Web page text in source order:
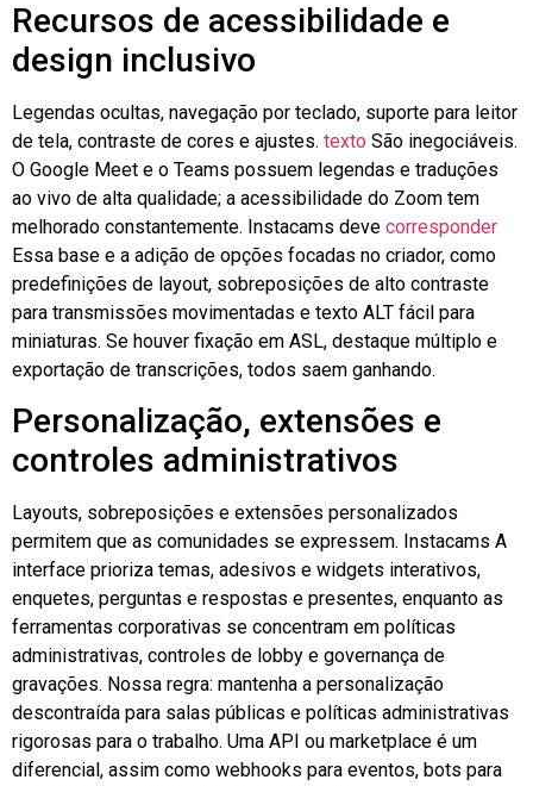
Recursos de acessibilidade e
design inclusivo
Legendas ocultas, navegação por teclado, suporte para leitor
de tela, contraste de cores e ajustes. texto São inegociáveis.
O Google Meet e o Teams possuem legendas e traduções
ao vivo de alta qualidade; a acessibilidade do Zoom tem
melhorado constantemente. Instacams deve corresponder
Essa base e a adição de opções focadas no criador, como
predefinições de layout, sobreposições de alto contraste
para transmissões movimentadas e texto ALT fácil para
miniaturas. Se houver fixação em ASL, destaque múltiplo e
exportação de transcrições, todos saem ganhando.
Personalização, extensões e
controles administrativos
Layouts, sobreposições e extensões personalizados
permitem que as comunidades se expressem. Instacams A
interface prioriza temas, adesivos e widgets interativos,
enquetes, perguntas e respostas e presentes, enquanto as
ferramentas corporativas se concentram em políticas
administrativas, controles de lobby e governança de
gravações. Nossa regra: mantenha a personalização
descontraída para salas públicas e políticas administrativas
rigorosas para o trabalho. Uma API ou marketplace é um
diferencial, assim como webhooks para eventos, bots para